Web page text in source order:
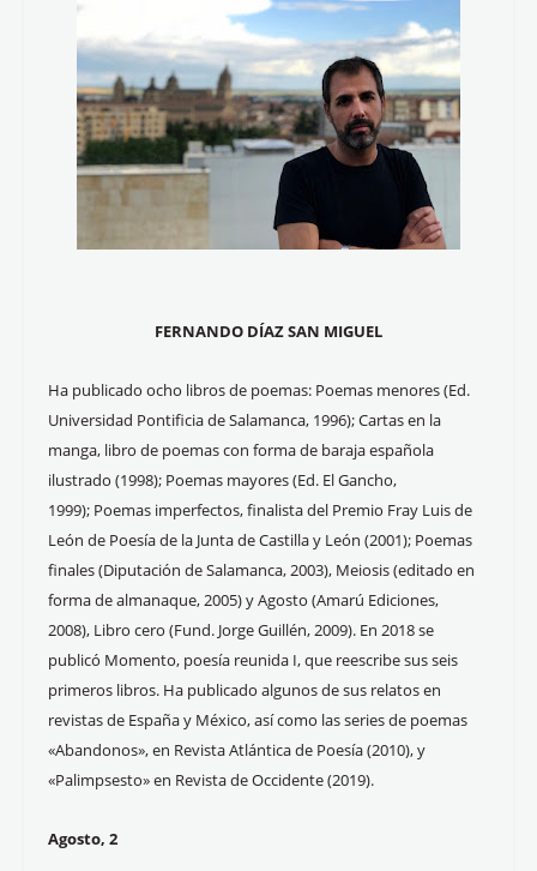
FERNANDO DÍAZ SAN MIGUEL
Ha publicado ocho libros de poemas: Poemas menores (Ed.
Universidad Pontificia de Salamanca, 1996); Cartas en la
manga, libro de poemas con forma de baraja española
ilustrado (1998); Poemas mayores (Ed. El Gancho,
1999); Poemas imperfectos, finalista del Premio Fray Luis de
León de Poesía de la Junta de Castilla y León (2001); Poemas
finales (Diputación de Salamanca, 2003), Meiosis (editado en
forma de almanaque, 2005) y Agosto (Amarú Ediciones,
2008), Libro cero (Fund. Jorge Guillén, 2009). En 2018 se
publicó Momento, poesía reunida I, que reescribe sus seis
primeros libros. Ha publicado algunos de sus relatos en
revistas de España y México, así como las series de poemas
«Abandonos», en Revista Atlántica de Poesía (2010), y
«Palimpsesto» en Revista de Occidente (2019).
Agosto, 2